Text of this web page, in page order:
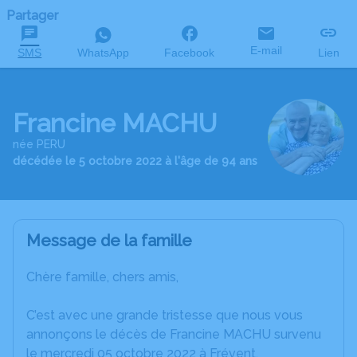
Partager
SMS WhatsApp Facebook E-mail Lien
Francine MACHU
née PERU
décédée le 5 octobre 2022 à l'âge de 94 ans
Message de la famille
Chère famille, chers amis,
C’est avec une grande tristesse que nous vous
annonçons le décès de Francine MACHU survenu
le mercredi 05 octobre 2022 à Frévent.